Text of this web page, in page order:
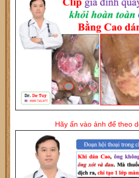
Hãy ấn vào ảnh để theo